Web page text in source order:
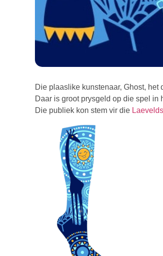
Die plaaslike kunstenaar, Ghost,
Daar is groot prysgeld op die spel
Die publiek kon stem vir die